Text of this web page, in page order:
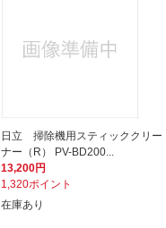
日立 掃除機用スティッククリー
ナー（R） PV-BD200...
13,200円
1,320ポイント
在庫あり